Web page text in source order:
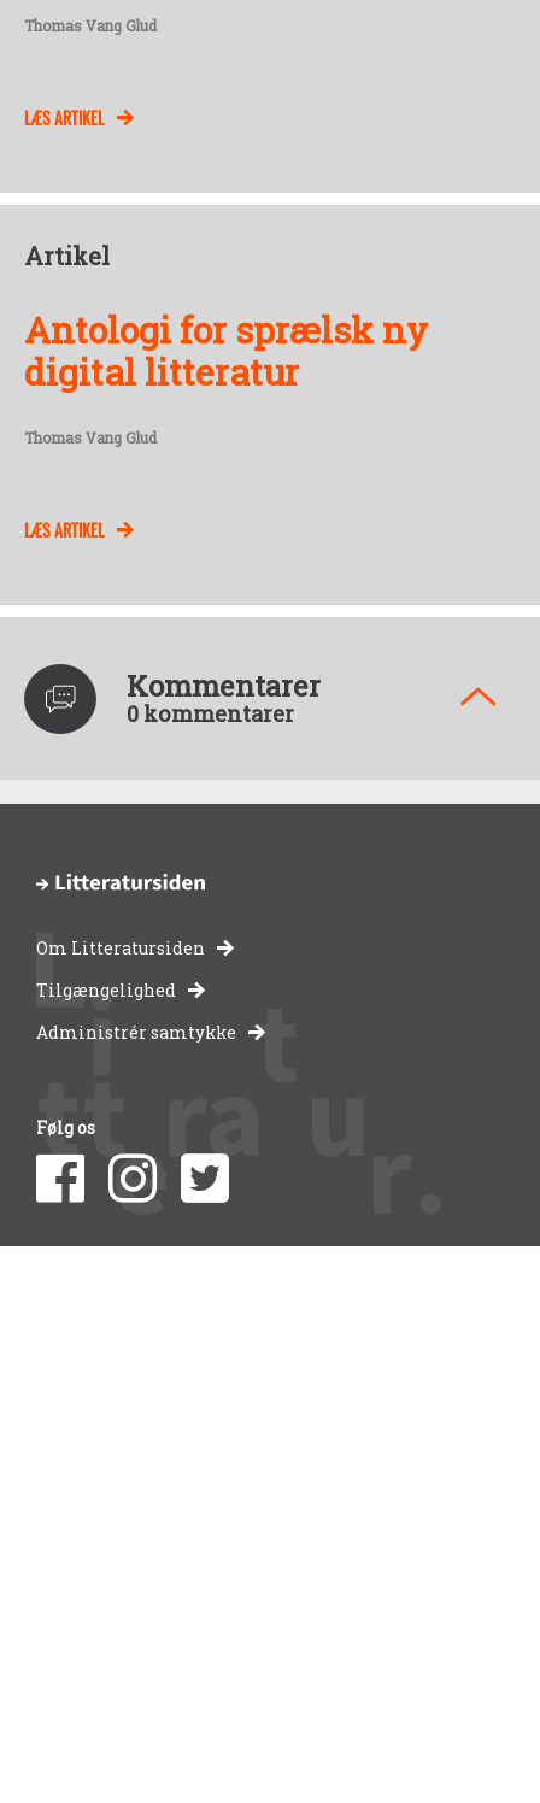
Thomas Vang Glud
LÆS ARTIKEL
Artikel
Antologi for sprælsk ny
digital litteratur
Thomas Vang Glud
LÆS ARTIKEL
Kommentarer
0 kommentarer
-
bibliotekernes
side
om
litteratur
Om Litteratursiden
Tilgængelighed
Administrér samtykke
Følg os